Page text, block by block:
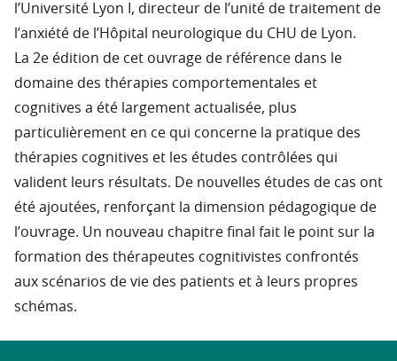
l’Université Lyon I, directeur de l’unité de traitement de
l’anxiété de l’Hôpital neurologique du CHU de Lyon.
La 2e édition de cet ouvrage de référence dans le
domaine des thérapies comportementales et
cognitives a été largement actualisée, plus
particulièrement en ce qui concerne la pratique des
thérapies cognitives et les études contrôlées qui
valident leurs résultats. De nouvelles études de cas ont
été ajoutées, renforçant la dimension pédagogique de
l’ouvrage. Un nouveau chapitre final fait le point sur la
formation des thérapeutes cognitivistes confrontés
aux scénarios de vie des patients et à leurs propres
schémas.